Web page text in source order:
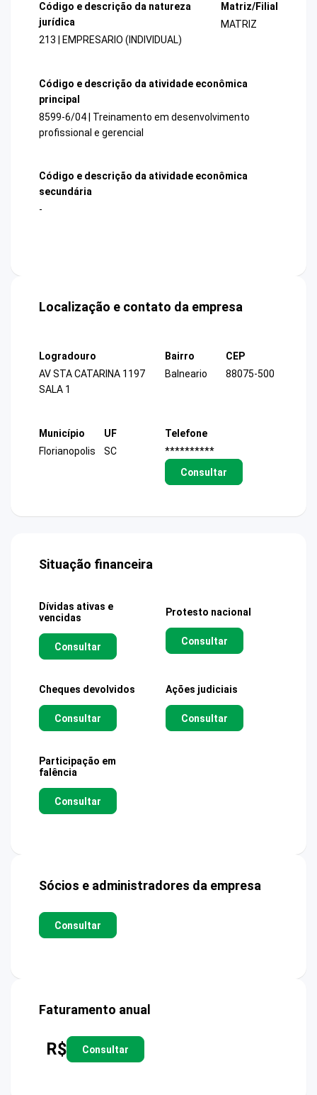
Código e descrição da natureza
jurídica
213 | EMPRESARIO (INDIVIDUAL)
Matriz/Filial
MATRIZ
Código e descrição da atividade econômica
principal
8599-6/04 | Treinamento em desenvolvimento
profissional e gerencial
Código e descrição da atividade econômica
secundária
-
Localização e contato da empresa
Logradouro
AV STA CATARINA 1197
SALA 1
Bairro
Balneario
CEP
88075-500
Município
Florianopolis
UF
SC
Telefone
**********
Consultar
Situação financeira
Dívidas ativas e
vencidas
Consultar
Protesto nacional
Consultar
Cheques devolvidos
Consultar
Ações judiciais
Consultar
Participação em
falência
Consultar
Sócios e administradores da empresa
Consultar
Faturamento anual
R$ Consultar